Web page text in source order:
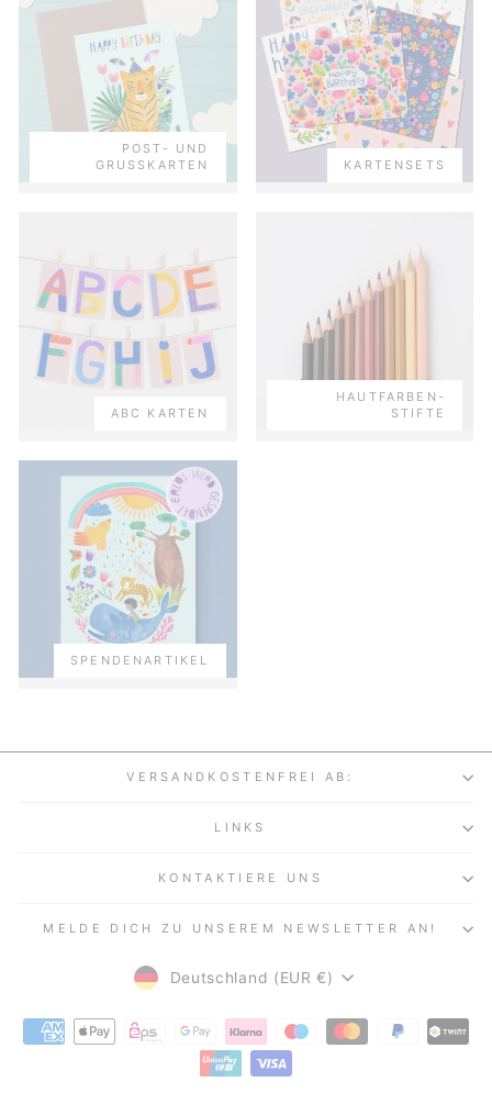
POST- UND
GRUSSKARTEN
KARTENSETS
ABC KARTEN
HAUTFARBEN-
STIFTE
SPENDENARTIKEL
VERSANDKOSTENFREI AB:
LINKS
KONTAKTIERE UNS
MELDE DICH ZU UNSEREM NEWSLETTER AN!
WÄHRUNG
Deutschland (EUR €)